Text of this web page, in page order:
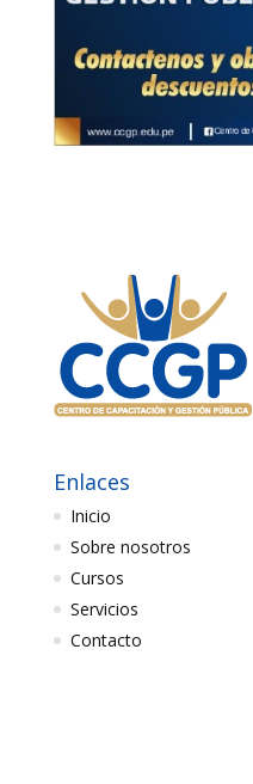
Enlaces
Inicio
Sobre nosotros
Cursos
Servicios
Contacto